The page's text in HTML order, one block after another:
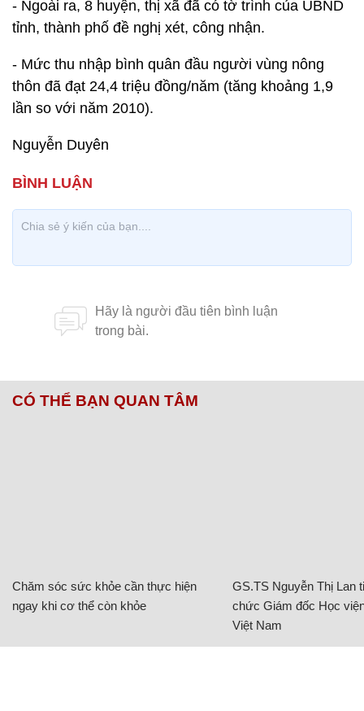
- Ngoài ra, 8 huyện, thị xã đã có tờ trình của UBND
tỉnh, thành phố đề nghị xét, công nhận.
- Mức thu nhập bình quân đầu người vùng nông
thôn đã đạt 24,4 triệu đồng/năm (tăng khoảng 1,9
lần so với năm 2010).
Nguyễn Duyên
CÓ THỂ BẠN QUAN TÂM
Chăm sóc sức khỏe cần thực hiện
ngay khi cơ thể còn khỏe
GS.TS Nguyễn Thị Lan
chức Giám đốc Học
Việt Nam